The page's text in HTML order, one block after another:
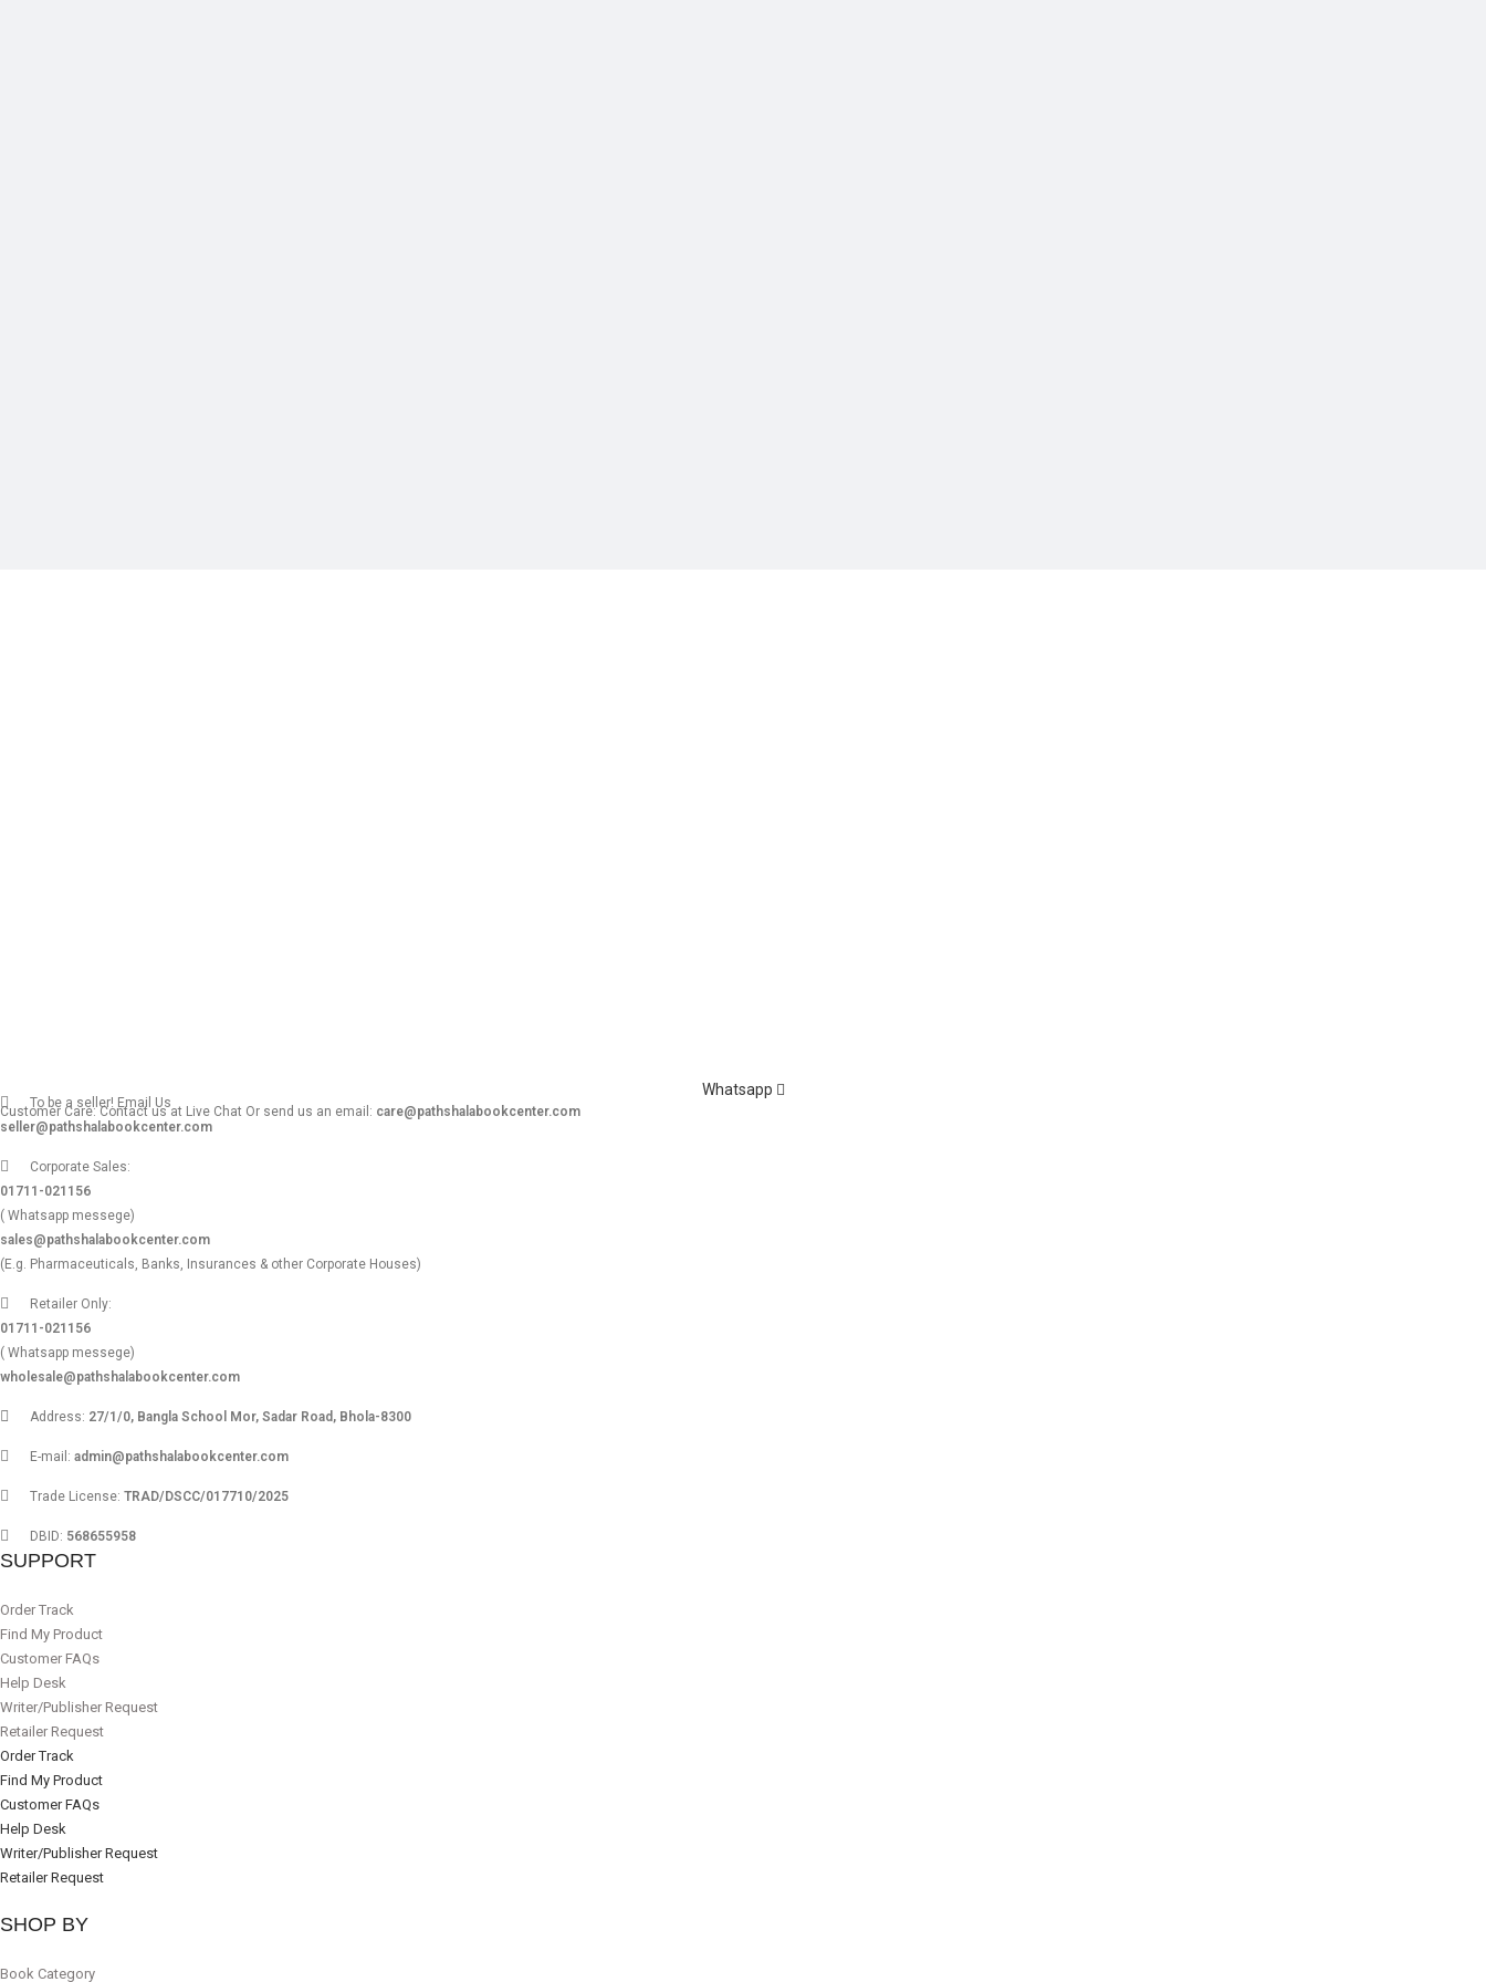
Whatsapp
Customer Care: Contact us at Live Chat Or send us an email: care@pathshalabookcenter.com
To be a seller! Email Us
seller@pathshalabookcenter.com
Corporate Sales:
01711-021156
( Whatsapp messege)
sales@pathshalabookcenter.com
(E.g. Pharmaceuticals, Banks, Insurances & other Corporate Houses)
Retailer Only:
01711-021156
( Whatsapp messege)
wholesale@pathshalabookcenter.com
Address: 27/1/0, Bangla School Mor, Sadar Road, Bhola-8300
E-mail: admin@pathshalabookcenter.com
Trade License: TRAD/DSCC/017710/2025
DBID: 568655958
SUPPORT
Order Track
Find My Product
Customer FAQs
Help Desk
Writer/Publisher Request
Retailer Request
Order Track
Find My Product
Customer FAQs
Help Desk
Writer/Publisher Request
Retailer Request
SHOP BY
Book Category